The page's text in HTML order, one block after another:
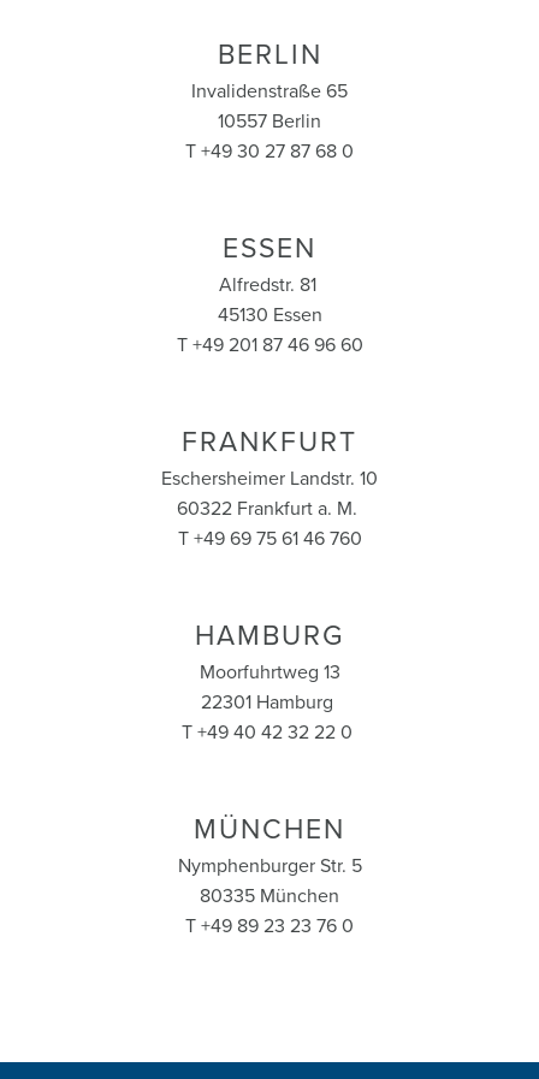
BERLIN
Invalidenstraße 65
10557 Berlin
T +49 30 27 87 68 0
ESSEN
Alfredstr. 81
45130 Essen
T +49 201 87 46 96 60
FRANKFURT
Eschersheimer Landstr. 10
60322 Frankfurt a. M.
T +49 69 75 61 46 760
HAMBURG
Moorfuhrtweg 13
22301 Hamburg
T +49 40 42 32 22 0
MÜNCHEN
Nymphenburger Str. 5
80335 München
T +49 89 23 23 76 0